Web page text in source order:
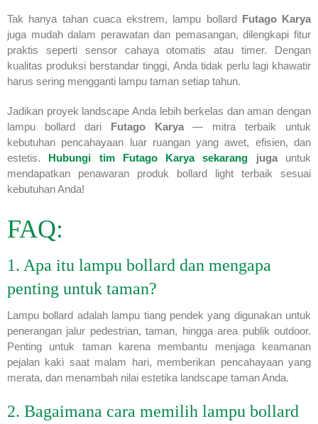
Tak hanya tahan cuaca ekstrem, lampu bollard Futago Karya
juga mudah dalam perawatan dan pemasangan, dilengkapi fitur
praktis seperti sensor cahaya otomatis atau timer. Dengan
kualitas produksi berstandar tinggi, Anda tidak perlu lagi khawatir
harus sering mengganti lampu taman setiap tahun.
Jadikan proyek landscape Anda lebih berkelas dan aman dengan
lampu bollard dari Futago Karya— mitra terbaik untuk
kebutuhan pencahayaan luar ruangan yang awet, efisien, dan
estetis. Hubungi tim Futago Karya sekarang jugauntuk
mendapatkan penawaran produk bollard light terbaik sesuai
kebutuhan Anda!
FAQ:
1. Apa itu lampu bollard dan mengapa
penting untuk taman?
Lampu bollard adalah lampu tiang pendek yang digunakan untuk
penerangan jalur pedestrian, taman, hingga area publik outdoor.
Penting untuk taman karena membantu menjaga keamanan
pejalan kaki saat malam hari, memberikan pencahayaan yang
merata, dan menambah nilai estetika landscape taman Anda.
2. Bagaimana cara memilih lampu bollard